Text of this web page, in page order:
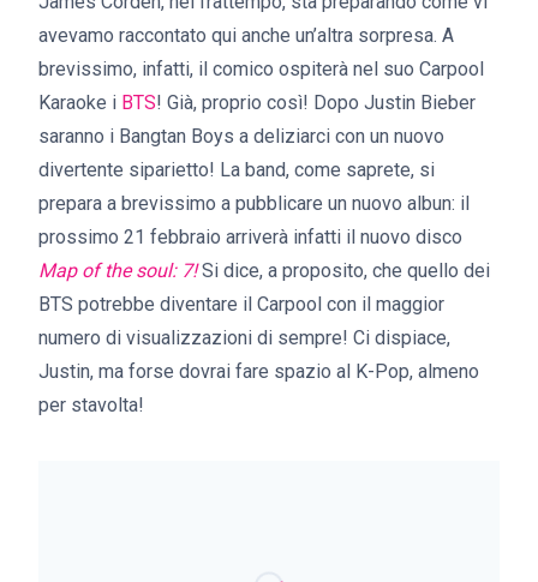
avevamo raccontato qui anche un’altra sorpresa. A
brevissimo, infatti, il comico ospiterà nel suo Carpool
Karaoke i BTS! Già, proprio così! Dopo Justin Bieber
saranno i Bangtan Boys a deliziarci con un nuovo
divertente siparietto! La band, come saprete, si
prepara a brevissimo a pubblicare un nuovo albun: il
prossimo 21 febbraio arriverà infatti il nuovo disco
Map of the soul: 7!Si dice, a proposito, che quello dei
BTS potrebbe diventare il Carpool con il maggior
numero di visualizzazioni di sempre! Ci dispiace,
Justin, ma forse dovrai fare spazio al K-Pop, almeno
per stavolta!